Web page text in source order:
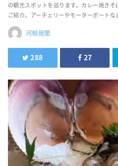
の観光スポットを巡ります。カレー焼き
ご紹介。アーチェリーやモーターボートな
河相我聞
288 27